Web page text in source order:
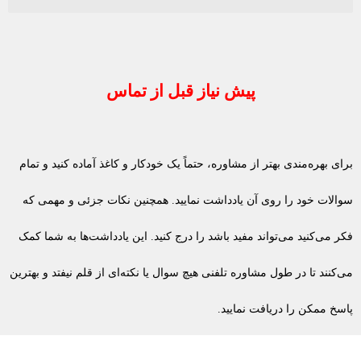
پیش نیاز قبل از تماس
برای بهره‌مندی بهتر از مشاوره، حتماً یک خودکار و کاغذ آماده کنید و تمام
سوالات خود را روی آن یادداشت نمایید. همچنین نکات جزئی و مهمی که
فکر می‌کنید می‌تواند مفید باشد را درج کنید. این یادداشت‌ها به شما کمک
می‌کنند تا در طول مشاوره تلفنی هیچ سوال یا نکته‌ای از قلم نیفتد و بهترین
پاسخ ممکن را دریافت نمایید.